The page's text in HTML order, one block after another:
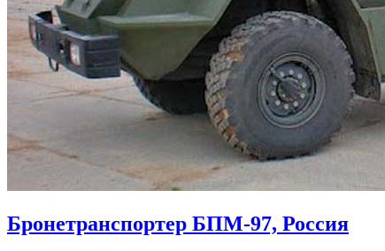
Бронетранспортер БПМ-97, Россия